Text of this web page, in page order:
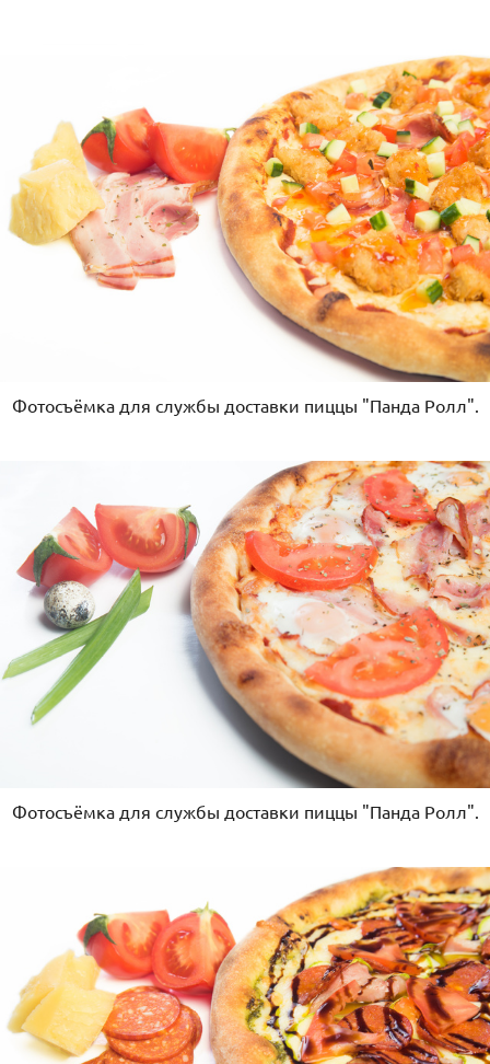
Фотосъёмка для службы доставки пиццы "Панда Ролл".
Фотосъёмка для службы доставки пиццы "Панда Ролл".